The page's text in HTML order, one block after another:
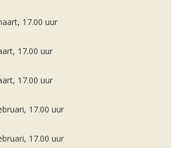
17.00 uur
17.00 uur
17.00 uur
17.00 uur
17.00 uur